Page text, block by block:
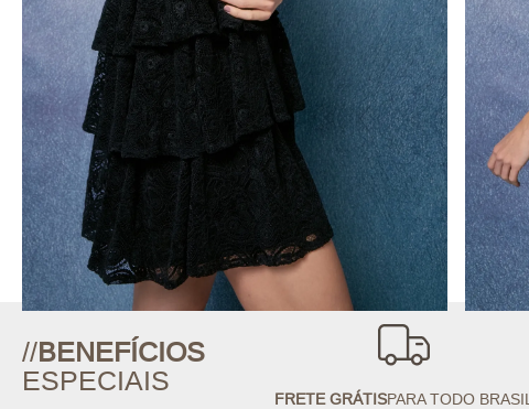
//BENEFÍCIOS
ESPECIAIS
FRETE GRÁTISPARA TODO BRASIL